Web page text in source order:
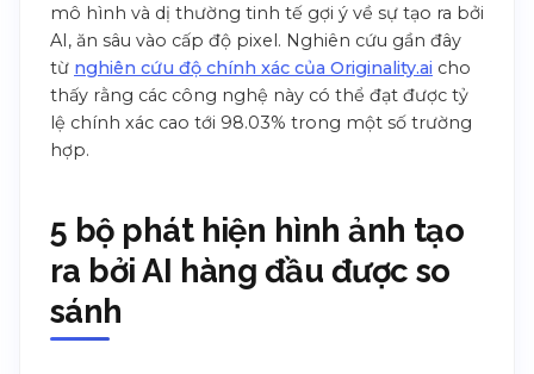
mô hình và dị thường tinh tế gợi ý về sự tạo ra bởi
AI, ăn sâu vào cấp độ pixel. Nghiên cứu gần đây
từ nghiên cứu độ chính xác của Originality.ai cho
thấy rằng các công nghệ này có thể đạt được tỷ
lệ chính xác cao tới 98.03% trong một số trường
hợp.
5 bộ phát hiện hình ảnh tạo
ra bởi AI hàng đầu được so
sánh